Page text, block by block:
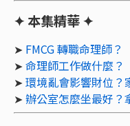
✦ 本集精華 ✦
➤ FMCG 轉職命理師？
➤ 命理師工作做什麼？
➤ 環境亂會影響財位？
➤ 辦公室怎麼坐最好？